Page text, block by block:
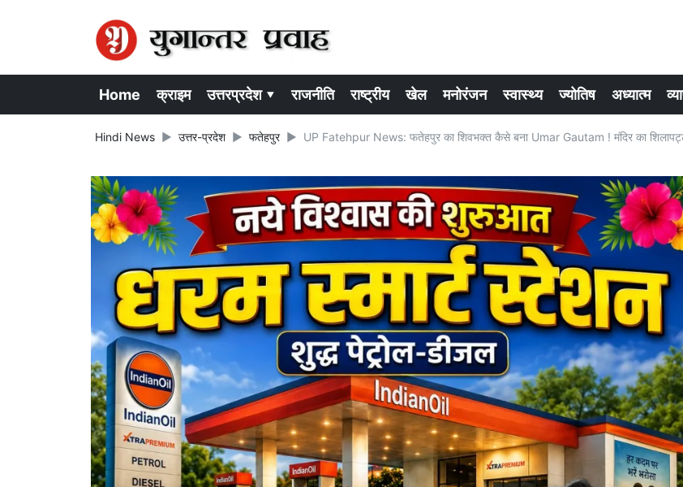
Home क्राइम उत्तरप्रदेश ▾ राजनीति राष्ट्रीय खेल मनोरंजन स्वास्थ्य ज्योतिष अध्यात्म
Hindi News उत्तर-प्रदेश फतेहपुर UP Fatehpur News: फतेहपुर का शिवभक्त कैसे बना Umar Gautam ! मंदिर का शिलापट्ट